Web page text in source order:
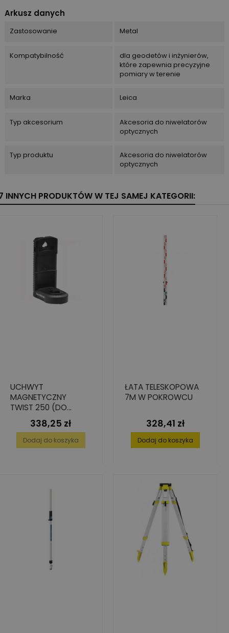
Arkusz danych
Zastosowanie Metal
Kompatybilność
dla geodetów i inżynierów,
które zapewnia precyzyjne
pomiary w terenie
Marka Leica
Typ akcesorium
Akcesoria do niwelatorów
optycznych
Typ produktu
Akcesoria do niwelatorów
optycznych
INNYCH PRODUKTÓW W TEJ SAMEJ KATEGORII:
UCHWYT
MAGNETYCZNY
TWIST 250 (DO
LASERÓW
KRZYŻOWYCH LEICA
LINO L6R I L6G)
Cena
338,25 zł
Dodaj do koszyka
ŁATA TELESKOPOWA
7M W POKROWCU
Cena
328,41 zł
Dodaj do koszyka